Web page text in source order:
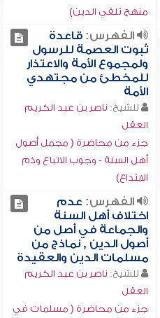
منهج تلقي الدين)
الفهرس:قاعدة
ثبوت العصمة للرسول
ولمجموع الأمة والاعتذار
للمخطئ من مجتهدي
الأمة
للشيخ: ناصر بن عبد الكريم
العقل
جزء من محاضرة ( مجمل أصول
أهل السنة - وجوب الاتباع وذم
الابتداع)
الفهرس: عدم
اختلاف أهل السنة
والجماعة في أصل من
أصول الدين , نماذج من
مسلمات الدين والعقيدة
للشيخ: ناصر بن عبد الكريم
العقل
جزء من محاضرة ( مسلمات في